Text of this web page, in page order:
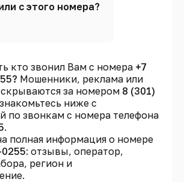
с этого номера?
кто звонил Вам с номера +7
Мошенники, реклама или
за номером 8 (301)
ниже с
по звонкам с номера телефона
.
полная информация о номере
: отзывы, оператор,
регион и